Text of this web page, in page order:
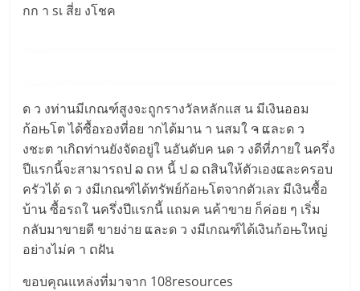
กก า sเ สี่ย งโชค
ด ว งท่านมีเกณฑ์สูงจะถูกรางวัลหลักแส น มีเงินออม
ก้อњโต ได้ซื้อɤองที่อย ากได้มาน า นสมใ ຈ ແละด ว
งชะต าเกิດท่านยังจัดอยู่ใ นอันดับค นด ว งดีที่ภายใ นครึ่ง
ปีแรกนี้จะสามารถป ລ ດห นี้ ป ລ ດสินให้ตัวเองແละครอบ
ครัวได้ ด ว งมีเกณฑ์ได้ทรัพย์ก้อњโตจากตัวเลɤ มีเงินซื้อ
บ้าน ซื้อรถใ นครึ่งปีแรกนี้ แถมค นค้าขาย ก็ค่อย ๆ เริ่ม
กลับมาขายดี ขายง่าย ແละด ว งมีเกณฑ์ได้เงินก้อњใหญ่
อย่างไม่ค า ດฝัน
ขอบคุณแหล่งที่มาจาก 108resources